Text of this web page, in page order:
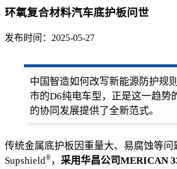
环氧复合材料汽车底护板问世
发布时间：2025-05-27
中国智造如何改写新能源防护规
市的D6纯电车型，正是这一趋
的协同发展提供了全新范式。
传统金属底护板因重量大、易腐蚀等
Supshield® ， 采用华昌公司MERICAN